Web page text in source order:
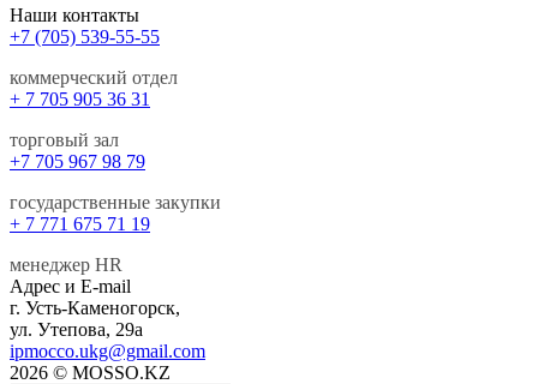
Наши контакты
+7 (705) 539-55-55
коммерческий отдел
+ 7 705 905 36 31
торговый зал
+7 705 967 98 79
государственные закупки
+ 7 771 675 71 19
менеджер HR
Адрес и E-mail
г. Усть-Каменогорск,
ул. Утепова, 29а
ipmocco.ukg@gmail.com
2026 © MOSSO.KZ